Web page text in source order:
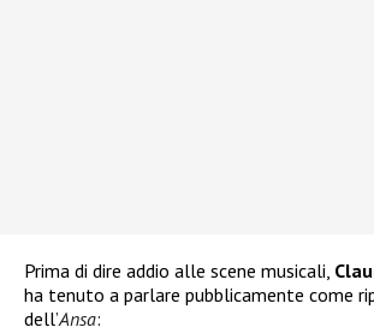
Prima di dire addio alle scene musicali,
ha tenuto a parlare pubblicamente come
dell’Ansa: